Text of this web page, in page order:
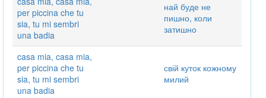
per piccina che tu
sia, tu mi sembri
una badia
най буде не
пишно, коли
затишно
casa mia, casa mia,
per piccina che tu
sia, tu mi sembri
una badia
свій куток кожному
милий